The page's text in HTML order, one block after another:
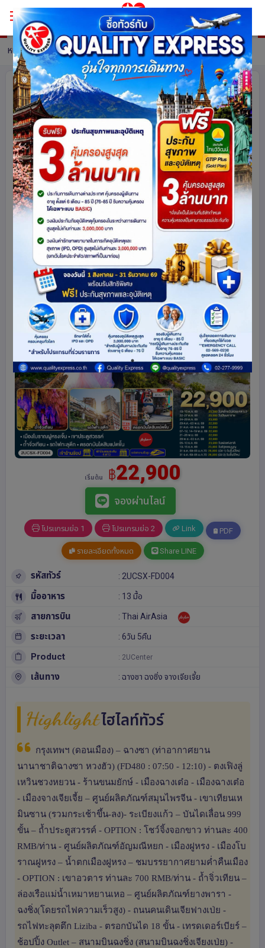
หน้าหลัก ทัวร์ China รายละเอียดทัวร์
บินตรงฉางซา จางเจียเจี้ย ฉงชิ่ง
Freeday Freedom พิชิตประตูสวรรค์
เดินชิลเมืองโบราณ 6 วัน 5 คืน โดย ไทย
แอร์เอเชีย (FD)
เข้าร้านช็อปปิ้ง
จีน 2256 share
ดูโปรแกรมทัวร์ รหัสโปรแกรม :16315
เริ่มต้น ฿22,900
จองผ่านไลน์
โปรแกรมย่อ 1 โปรแกรมย่อ 2 Link PDF
รายละเอียดทั้งหมด Share LINE
รหัสทัวร์ : 2UCSX-FD004
มื้ออาหาร : 13 มื้อ
สายการบิน : Thai AirAsia
ระยะเวลา : 6วัน 5คืน
Product : 2UCenter
เส้นทาง : ฉางชา ฉงชิ่ง จางเจียเจี้ย
Highlight ไฮไลท์ทัวร์
กรุงเทพฯ (ดอนเมือง) – ฉางซา (ท่าอากาศยาน
นานาชาติฉางซา หวงฮัว) (FD480 : 07:50 - 12:10) - ตงเฟิงลู่
เหวินชวงหยวน - ร้านขนมยักษ์ - เมืองฉางเต๋อ - เมืองฉางเต๋อ
- เมืองจางเจียเจี้ย – ศูนย์ผลิตภัณฑ์สมุนไพรจีน - เขาเทียนเห
มินซาน (รวมกระเช้าขึ้น-ลง)- ระเบียงแก้ว – บันไดเลื่อน 999
ขั้น – ถ้ำประตูสวรรค์ - OPTION : โชว์จิ้งจอกขาว ท่านละ 400
RMB/ท่าน - ศูนย์ผลิตภัณฑ์อัญมณีหยก - เมืองฝูหรง - เมืองโบ
ราณฝูหรง – น้ำตกเมืองฝูหรง – ชมบรรยากาศยามค่ำคืนเมือง
- OPTION : เขาอวตาร ท่านละ 700 RMB/ท่าน - ถ้ำจิ่วเทียน –
ล่องเรือแม่น้ำเหมาหยานเหอ – ศูนย์ผลิตภัณฑ์ยางพารา -
ฉงชิ่ง(โดยรถไฟความเร็วสูง) - ถนนคนเดินเจียฟางเป่ย -
รถไฟทะลุตตึก Liziba - ตรอกบันได 18 ขั้น - เทรดเดอร์เบียร์ –
ช้อปปิ้ง Outlet – สนามบินฉงชิ่ง (สนามบินฉงชิ่งเจียงเป่ย) -